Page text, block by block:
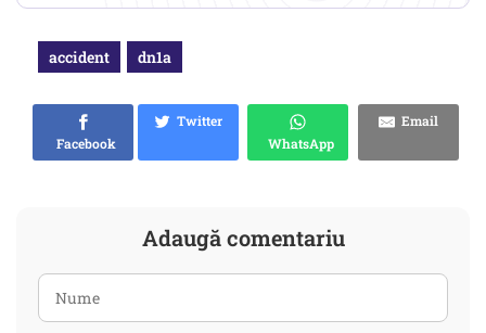
accident dn1a
Facebook
Twitter
WhatsApp
Email
Adaugă comentariu